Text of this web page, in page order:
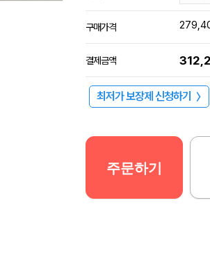
구매가격
결제금액
최저가 보장제 신청하기 〉
주문하기